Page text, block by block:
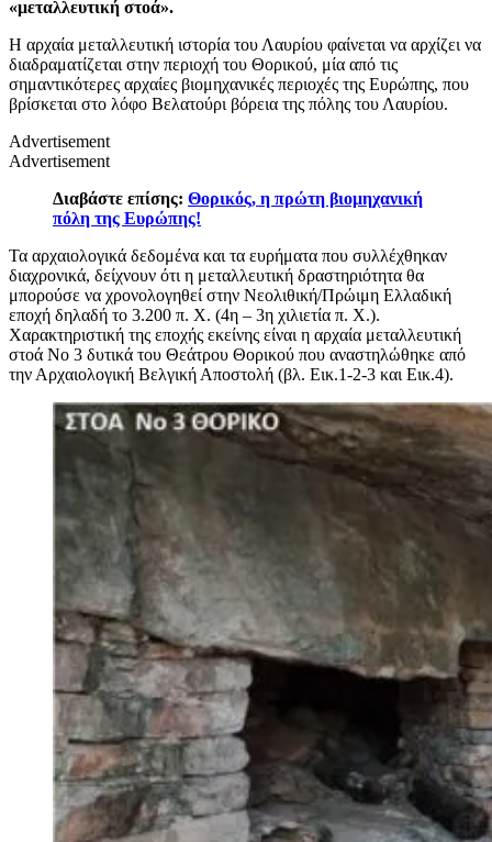
«μεταλλευτική στοά».
Η αρχαία μεταλλευτική ιστορία του Λαυρίου φαίνεται να αρχίζει να
διαδραματίζεται στην περιοχή του Θορικού, μία από τις
σημαντικότερες αρχαίες βιομηχανικές περιοχές της Ευρώπης, που
βρίσκεται στο λόφο Βελατούρι βόρεια της πόλης του Λαυρίου.
Advertisement
Advertisement
Διαβάστε επίσης: Θορικός, η πρώτη βιομηχανική
πόλη της Ευρώπης!
Τα αρχαιολογικά δεδομένα και τα ευρήματα που συλλέχθηκαν
διαχρονικά, δείχνουν ότι η μεταλλευτική δραστηριότητα θα
μπορούσε να χρονολογηθεί στην Νεολιθική/Πρώιμη Ελλαδική
εποχή δηλαδή το 3.200 π. Χ. (4η – 3η χιλιετία π. Χ.).
Χαρακτηριστική της εποχής εκείνης είναι η αρχαία μεταλλευτική
στοά Νο 3 δυτικά του Θεάτρου Θορικού που αναστηλώθηκε από
την Αρχαιολογική Βελγική Αποστολή (βλ. Εικ.1-2-3 και Εικ.4).